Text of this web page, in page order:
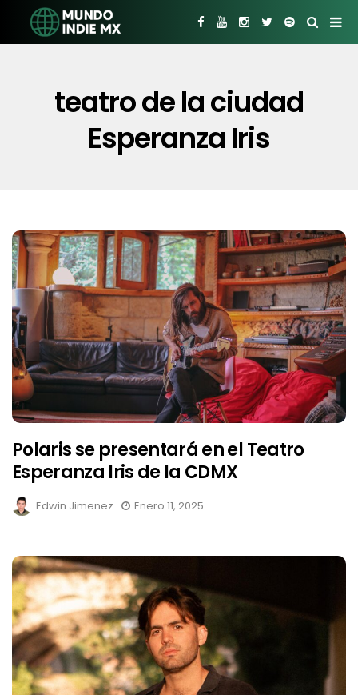
teatro de la ciudad
Esperanza Iris
Polaris se presentará en el Teatro
Esperanza Iris de la CDMX
Edwin Jimenez Enero 11, 2025